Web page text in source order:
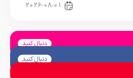
2026-08-01
دنبال کنید
دنبال کنید